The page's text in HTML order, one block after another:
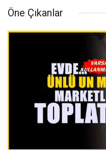
Öne Çıkanlar